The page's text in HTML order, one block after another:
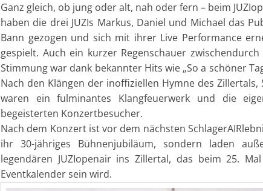
Ganz gleich, ob jung oder alt, nah oder fern – beim
haben die drei JUZIs Markus, Daniel und Michael das
Bann gezogen und sich mit ihrer Live Performance
gespielt. Auch ein kurzer Regenschauer
Stimmung war dank bekannter Hits wie „So a schöner
Nach den Klängen der inoffiziellen Hymne des
waren ein fulminantes Klangfeuerwerk und die
begeisterten Konzertbesucher.
Nach dem Konzert ist vor dem nächsten
ihr 30-jähriges Bühnenjubiläum, sondern laden
legendären JUZIopenair ins Zillertal, das beim 25.
Eventkalender sein wird.